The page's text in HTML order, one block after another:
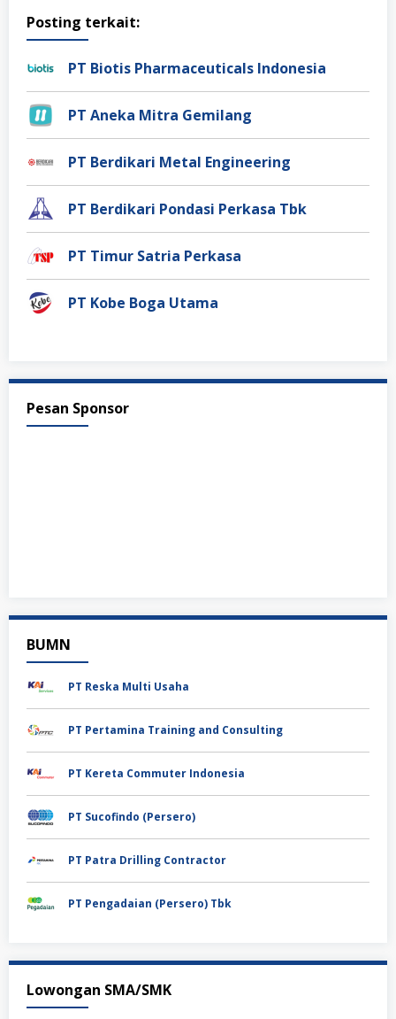
Posting terkait:
PT Biotis Pharmaceuticals Indonesia
PT Aneka Mitra Gemilang
PT Berdikari Metal Engineering
PT Berdikari Pondasi Perkasa Tbk
PT Timur Satria Perkasa
PT Kobe Boga Utama
Pesan Sponsor
BUMN
PT Reska Multi Usaha
PT Pertamina Training and Consulting
PT Kereta Commuter Indonesia
PT Sucofindo (Persero)
PT Patra Drilling Contractor
PT Pengadaian (Persero) Tbk
Lowongan SMA/SMK